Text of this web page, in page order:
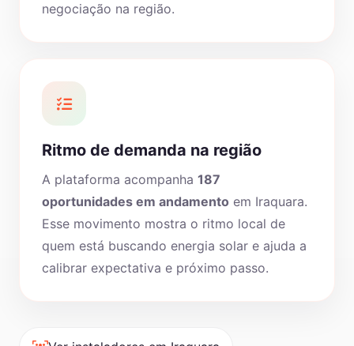
negociação na região.
Ritmo de demanda na região
A plataforma acompanha 187
oportunidades em andamento em Iraquara.
Esse movimento mostra o ritmo local de
quem está buscando energia solar e ajuda a
calibrar expectativa e próximo passo.